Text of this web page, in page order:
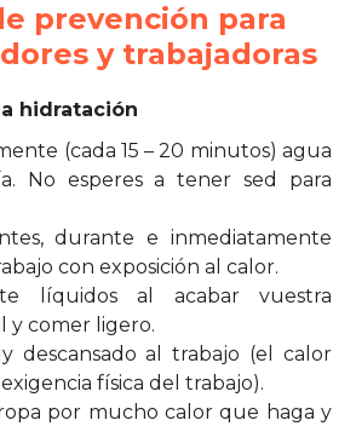
prevención para
y trabajadoras
hidratación
(cada 15 – 20 minutos) agua
No esperes a tener sed para
durante e inmediatamente
con exposición al calor.
líquidos al acabar vuestra
y comer ligero.
descansado al trabajo (el calor
física del trabajo).
por mucho calor que haga y